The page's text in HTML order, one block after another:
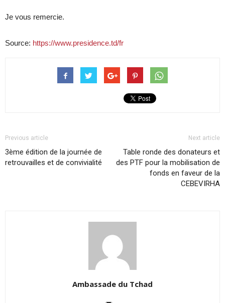
Je vous remercie.
Source: https://www.presidence.td/fr
Previous article
3ème édition de la journée de
retrouvailles et de convivialité
Next article
Table ronde des donateurs et
des PTF pour la mobilisation de
fonds en faveur de la
CEBEVIRHA
Ambassade du Tchad